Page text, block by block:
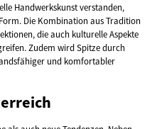
Handwerkskunst verstanden,
Die Kombination aus Tradition
die auch kulturelle Aspekte
Zudem wird Spitze durch
und komfortabler